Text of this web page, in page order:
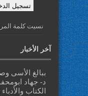
نسيت كلمة
آخر الأخبار
ببالغ الأسى
د- جهاد
الكتاب